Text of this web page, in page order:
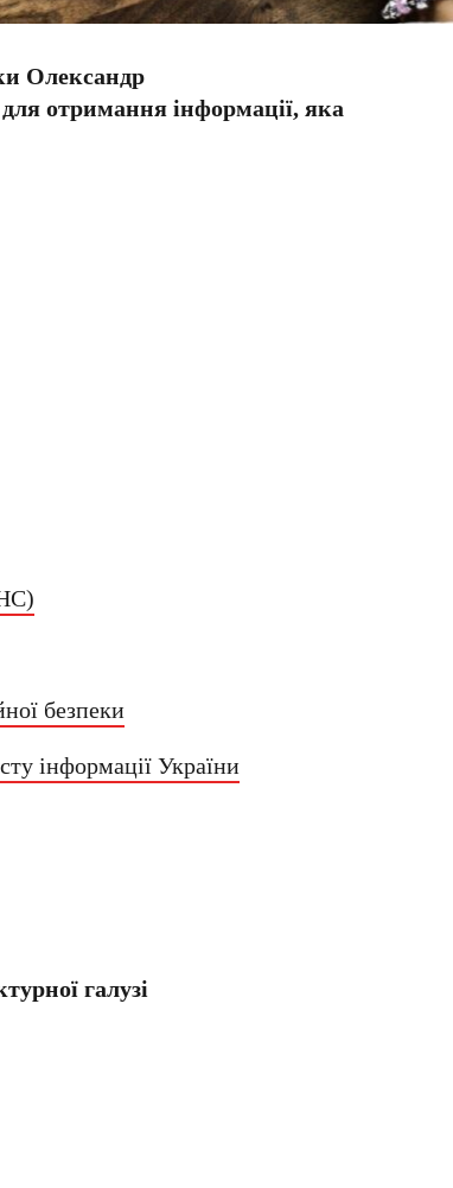
Олександр
отримання інформації, яка
безпеки
інформації України
галузі